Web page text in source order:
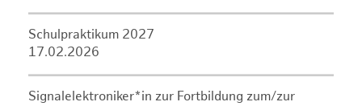
Schulpraktikum 2027
17.02.2026
Signalelektroniker*in zur Fortbildung zum/zur